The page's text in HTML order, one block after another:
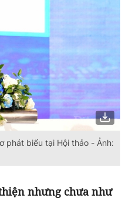
phát biểu tại Hội thảo - Ảnh:
nhưng chưa như